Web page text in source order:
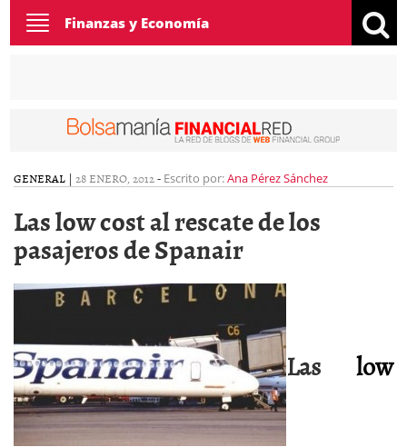
Toggle
navigation
Finanzas y Economía
GENERAL | 28 ENERO, 2012- Escrito por:Ana Pérez Sánchez
Las low cost al rescate de los
pasajeros de Spanair
Las low